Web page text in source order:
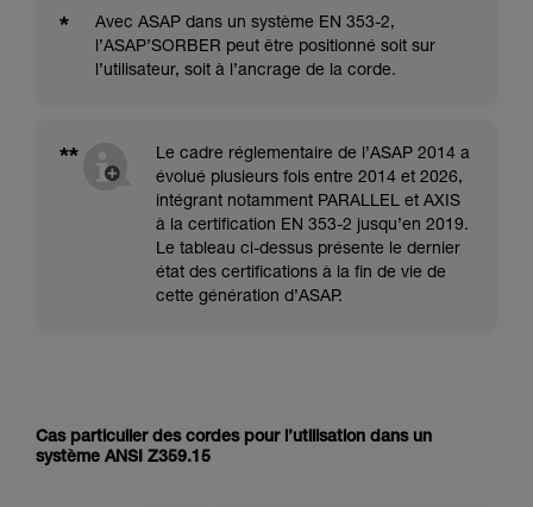
*
Avec ASAP dans un système EN 353-2,
l’ASAP’SORBER peut être positionné soit sur
l’utilisateur, soit à l’ancrage de la corde.
**
Le cadre réglementaire de l’ASAP 2014 a
évolué plusieurs fois entre 2014 et 2026,
intégrant notamment PARALLEL et AXIS
à la certification EN 353-2 jusqu’en 2019.
Le tableau ci-dessus présente le dernier
état des certifications à la fin de vie de
cette génération d’ASAP.
Cas particulier des cordes pour l’utilisation dans un
système ANSI Z359.15